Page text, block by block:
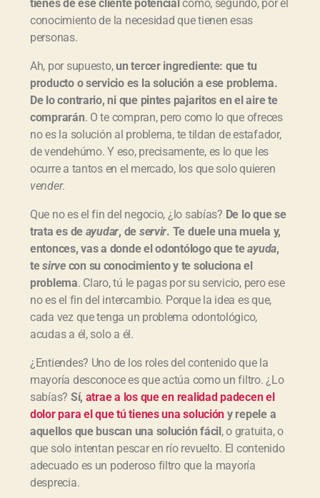
tienes de ese cliente potencial como, segundo, por el
conocimiento de la necesidad que tienen esas
personas.
Ah, por supuesto, un tercer ingrediente: que tu
producto o servicio es la solución a ese problema.
De lo contrario, ni que pintes pajaritos en el aire te
comprarán. O te compran, pero como lo que ofreces
no es la solución al problema, te tildan de estafador,
de vendehúmo. Y eso, precisamente, es lo que les
ocurre a tantos en el mercado, los que solo quieren
vender.
Que no es el fin del negocio, ¿lo sabías? De lo que se
trata es de ayudar, de servir. Te duele una muela y,
entonces, vas a donde el odontólogo que teayuda,
tesirvecon su conocimiento y te soluciona el
problema. Claro, tú le pagas por su servicio, pero ese
no es el fin del intercambio. Porque la idea es que,
cada vez que tenga un problema odontológico,
acudas a él, solo a él.
¿Entiendes? Uno de los roles del contenido que la
mayoría desconoce es que actúa como un filtro. ¿Lo
sabías? Sí, atrae a los que en realidad padecen el
dolor para el que tú tienes una solución y repele a
aquellos que buscan una solución fácil, o gratuita, o
que solo intentan pescar en río revuelto. El contenido
adecuado es un poderoso filtro que la mayoría
desprecia.